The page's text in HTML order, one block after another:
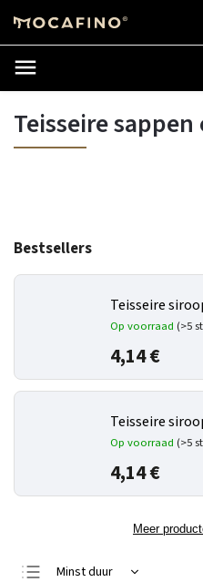
Teisseire
Bestsellers
Teisseire
Op voorraad (>5
4,14 €
Teisseire
Op voorraad (>5
4,14 €
Meer
Minst duur